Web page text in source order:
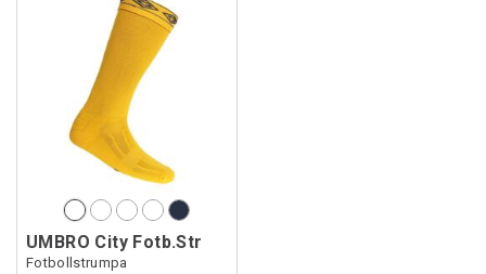
UMBRO City Fotb.Str
Fotbollstrumpa